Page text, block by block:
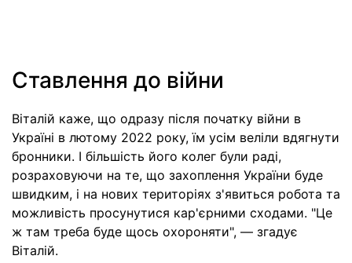
Ставлення до війни
Віталій каже, що одразу після початку війни в
Україні в лютому 2022 року, їм усім веліли вдягнути
бронники. І більшість його колег були раді,
розраховуючи на те, що захоплення України буде
швидким, і на нових територіях з'явиться робота та
можливість просунутися кар'єрними сходами. "Це
ж там треба буде щось охороняти", — згадує
Віталій.